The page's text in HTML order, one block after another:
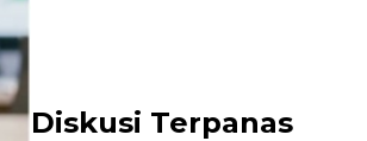
Diskusi Terpanas